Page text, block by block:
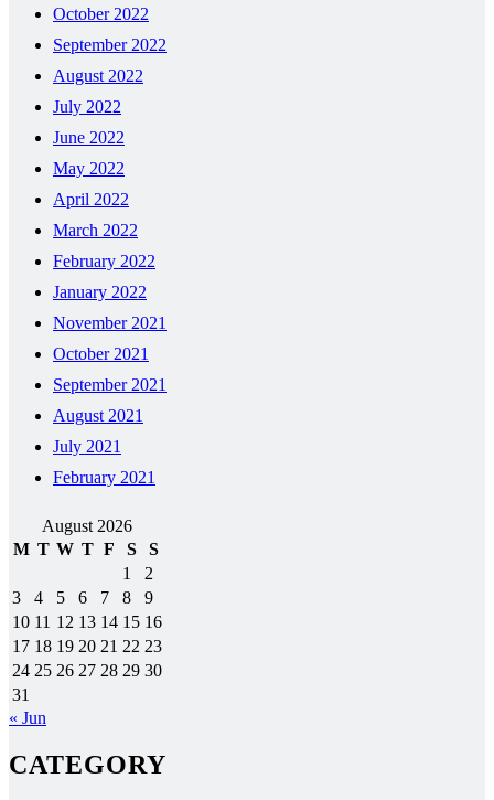
October 2022
September 2022
August 2022
July 2022
June 2022
May 2022
April 2022
March 2022
February 2022
January 2022
November 2021
October 2021
September 2021
August 2021
July 2021
February 2021
August 2026
M T W T F S
S
1
2
3
4 5 6 7 8
9
10 11 12 13 14 15 16
17 18 19 20 21 22 23
24 25 26 27 28 29 30
31
« Jun
CATEGORY